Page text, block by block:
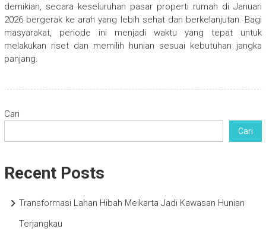
demikian, secara keseluruhan pasar properti rumah di Januari
2026 bergerak ke arah yang lebih sehat dan berkelanjutan. Bagi
masyarakat, periode ini menjadi waktu yang tepat untuk
melakukan riset dan memilih hunian sesuai kebutuhan jangka
panjang.
Cari
Cari
Recent Posts
Transformasi Lahan Hibah Meikarta Jadi Kawasan Hunian
Terjangkau